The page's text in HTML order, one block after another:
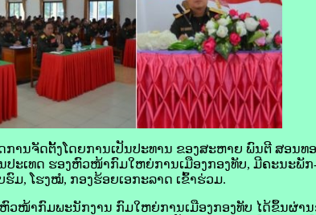
ການຈັດຕັ້ງໂດຍການເປັນປະທານ ຂອງສະຫາຍ ພົນຕີ ສອນທ
ະເທດ ຮອງຫົວໜ້າກົມໃຫຍ່ການເມືອງກອງທັບ, ມີຄະນະພັ
ມ, ໂຮງໝໍ, ກອງຮ້ອຍເອກະລາດ ເຂົ້າຮ່ວມ.
ໜ້າກົມພະນັກງານ ກົມໃຫຍ່ການເມືອງກອງທັບ ໄດ້ຂຶ້ນຜ່າ